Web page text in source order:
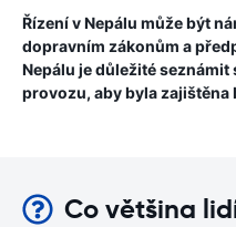
Řízení v Nepálu může být
dopravním zákonům a
Nepálu je důležité
provozu, aby byla zajištěna
Co většina